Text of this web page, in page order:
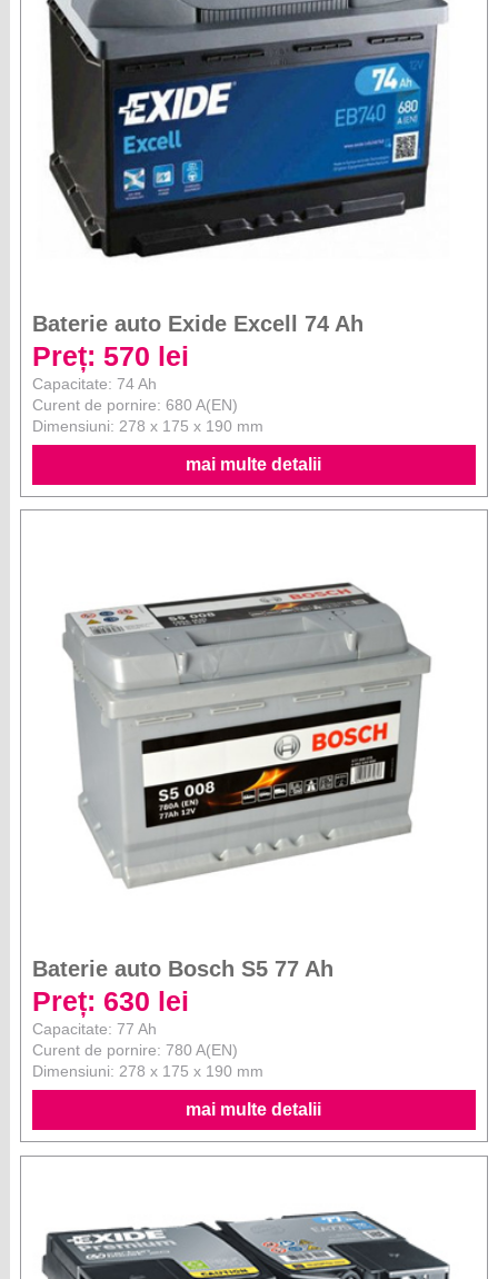
Baterie auto Exide Excell 74 Ah
Preț: 570 lei
Capacitate: 74 Ah
Curent de pornire: 680 A(EN)
Dimensiuni: 278 x 175 x 190 mm
mai multe detalii
Baterie auto Bosch S5 77 Ah
Preț: 630 lei
Capacitate: 77 Ah
Curent de pornire: 780 A(EN)
Dimensiuni: 278 x 175 x 190 mm
mai multe detalii